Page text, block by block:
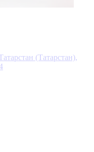
(Татарстан),